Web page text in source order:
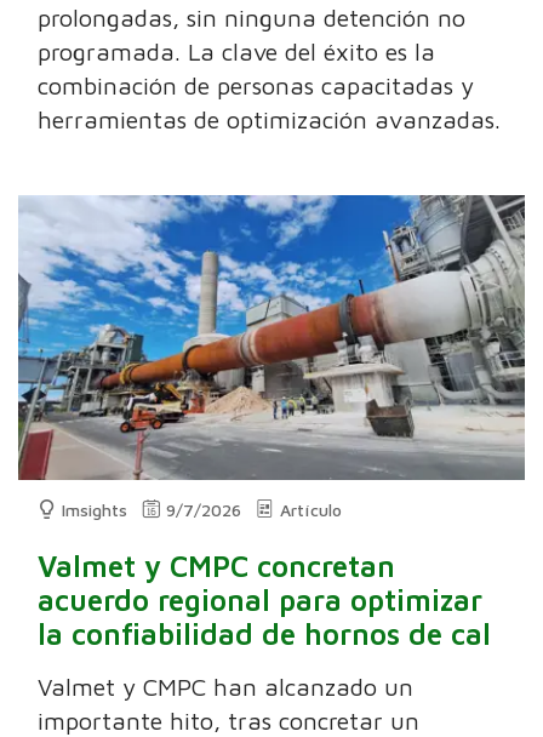
prolongadas, sin ninguna detención no
programada. La clave del éxito es la
combinación de personas capacitadas y
herramientas de optimización avanzadas.
Imsights 9/7/2026 Artículo
Valmet y CMPC concretan
acuerdo regional para optimizar
la confiabilidad de hornos de cal
Valmet y CMPC han alcanzado un
importante hito, tras concretar un